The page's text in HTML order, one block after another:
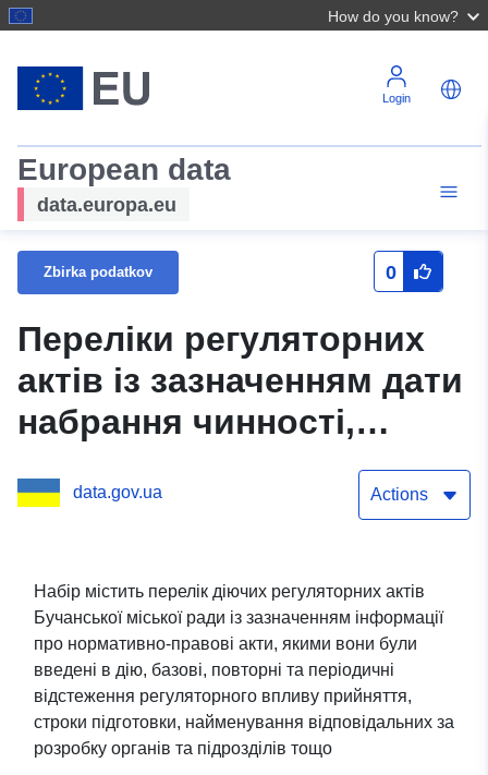
How do you know?
Login
European data
data.europa.eu
Zbirka podatkov 0
Переліки регуляторних
актів із зазначенням дати
набрання чинності,
базового, повторного та
відстеження їх
результативності та
інформації про джерело
їх оприлюднення
Бучанської
data.gov.ua Actions
Набір містить перелік діючих регуляторних актів
Бучанської міської ради із зазначенням інформації
про нормативно-правові акти, якими вони були
введені в дію, базові, повторні та періодичні
відстеження регуляторного впливу прийняття,
строки підготовки, найменування відповідальних за
розробку органів та підрозділів тощо